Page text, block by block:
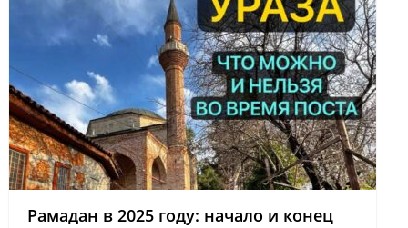
Рамадан в 2025 году: начало и конец